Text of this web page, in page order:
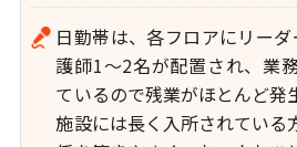
日勤帯は、各フロアにリー
護師1～2名が配置され、業
ているので残業がほとんど発
施設には長く入所されている